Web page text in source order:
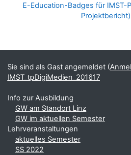
E-Education-Badges für IMST-
Ergänzungsblöcke
Sie sind als Gast angemeldet (
IMST_tpDigiMedien_201617
Info zur Ausbildung
GW am Standort Linz
GW im aktuellen Semester
Lehrveranstaltungen
aktuelles Semester
SS 2022